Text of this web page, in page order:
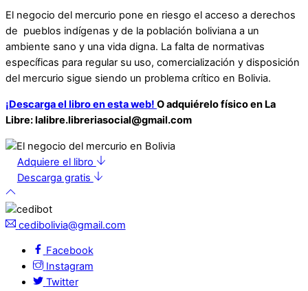
El negocio del mercurio pone en riesgo el acceso a derechos
de pueblos indígenas y de la población boliviana a un
ambiente sano y una vida digna. La falta de normativas
específicas para regular su uso, comercialización y disposición
del mercurio sigue siendo un problema crítico en Bolivia.
¡Descarga el libro en esta web! O adquiérelo físico en La
Libre: lalibre.libreriasocial@gmail.com
Adquiere el libro
Descarga gratis
cedibolivia@gmail.com
Facebook
Instagram
Twitter